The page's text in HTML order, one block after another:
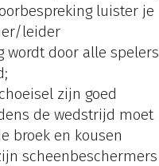
luister je
leider
wordt door alle spelers
zijn goed
de wedstrijd moet
broek en kousen
scheenbeschermers